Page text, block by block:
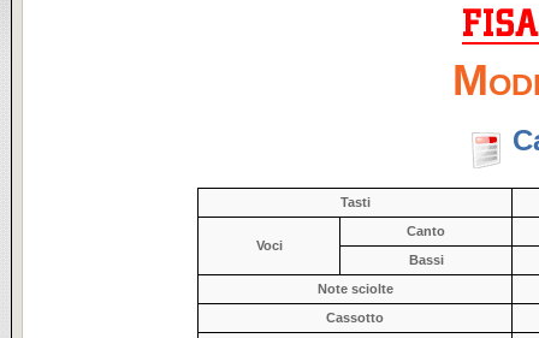
Tasti
Voci
Canto
Bassi
Note sciolte
Cassotto